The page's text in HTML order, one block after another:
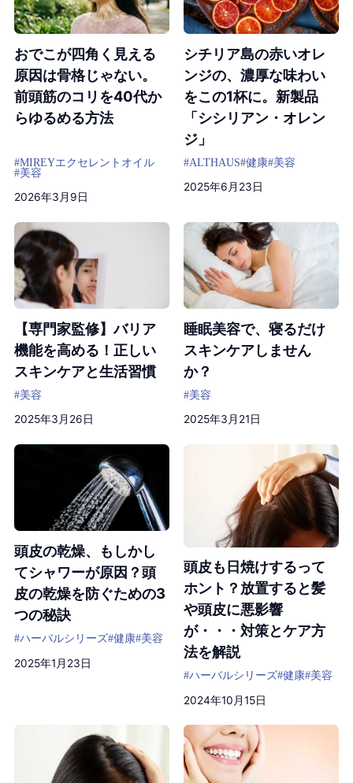
おでこが四角く見える
原因は骨格じゃない。
前頭筋のコリを40代か
らゆるめる方法
#MIREYエクセレントオイル
#美容
2026年3月9日
シチリア島の赤いオレ
ンジの、濃厚な味わい
をこの1杯に。新製品
「シシリアン・オレン
ジ」
#ALTHAUS#健康#美容
2025年6月23日
【専門家監修】バリア
機能を高める！正しい
スキンケアと生活習慣
#美容
2025年3月26日
睡眠美容で、寝るだけ
スキンケアしません
か？
#美容
2025年3月21日
頭皮の乾燥、もしかし
てシャワーが原因？頭
皮の乾燥を防ぐための3
つの秘訣
#ハーバルシリーズ#健康#美容
2025年1月23日
頭皮も日焼けするって
ホント？放置すると髪
や頭皮に悪影響
が・・・対策とケア方
法を解説
#ハーバルシリーズ#健康#美容
2024年10月15日